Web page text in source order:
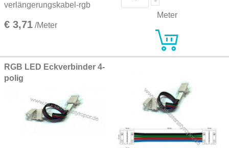
verlängerungskabel-rgb
€ 3,71 /Meter
Meter
RGB LED Eckverbinder 4-
polig